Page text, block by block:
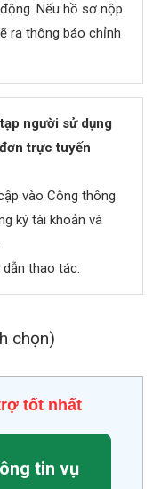
Nếu hồ sơ nộp
ra thông báo chỉnh
người sử dụng
trực tuyến
vào Công thông
ký tài khoản và
thao tác.
chọn)
tốt nhất
tin vụ